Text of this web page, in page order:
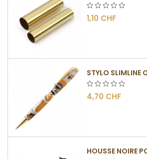
1,10 CHF
STYLO SLIMLINE
4,70 CHF
HOUSSE NOIRE